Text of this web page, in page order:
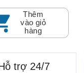
Thêm
vào giỏ
hàng
trợ 24/7